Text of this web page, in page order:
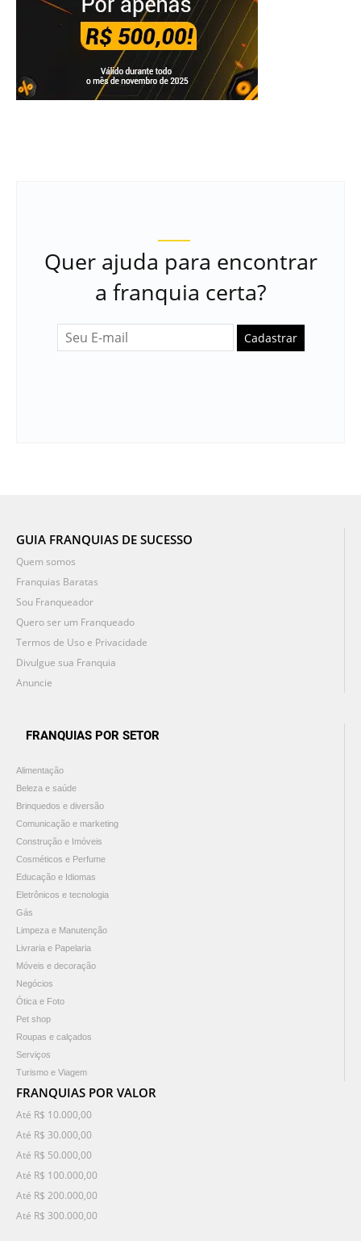
Quer ajuda para encontrar
a franquia certa?
Cadastrar
GUIA FRANQUIAS DE SUCESSO
Quem somos
Franquias Baratas
Sou Franqueador
Quero ser um Franqueado
Termos de Uso e Privacidade
Divulgue sua Franquia
Anuncie
FRANQUIAS POR SETOR
Alimentação
Beleza e saúde
Brinquedos e diversão
Comunicação e marketing
Construção e Imóveis
Cosméticos e Perfume
Educação e Idiomas
Eletrônicos e tecnologia
Gás
Limpeza e Manutenção
Livraria e Papelaria
Móveis e decoração
Negócios
Ótica e Foto
Pet shop
Roupas e calçados
Serviços
Turismo e Viagem
FRANQUIAS POR VALOR
Até R$ 10.000,00
Até R$ 30.000,00
Até R$ 50.000,00
Até R$ 100.000,00
Até R$ 200.000,00
Até R$ 300.000,00